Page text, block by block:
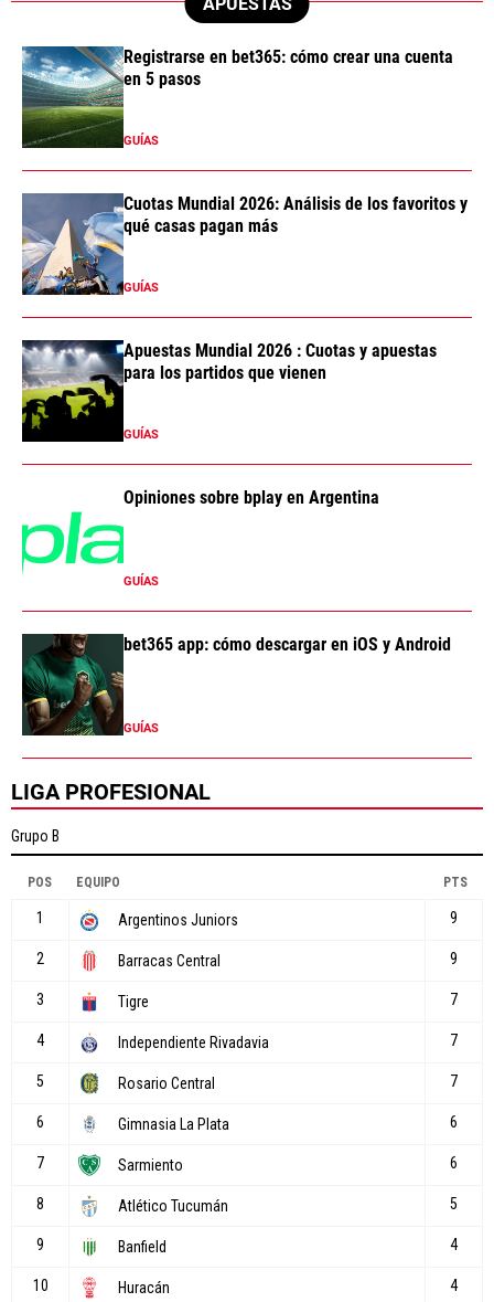
Registrarse en bet365: cómo crear una cuenta
en 5 pasos
GUÍAS
Cuotas Mundial 2026: Análisis de los favoritos y
qué casas pagan más
GUÍAS
Apuestas Mundial 2026 : Cuotas y apuestas
para los partidos que vienen
GUÍAS
Opiniones sobre bplay en Argentina
GUÍAS
bet365 app: cómo descargar en iOS y Android
GUÍAS
LIGA PROFESIONAL